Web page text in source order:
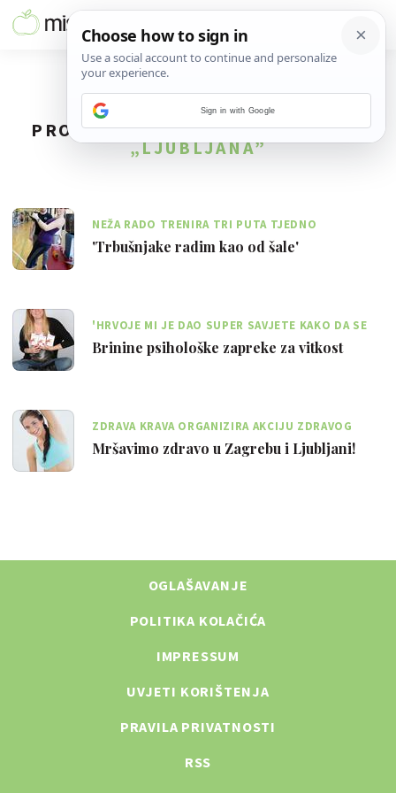
PRONAĐENO3REZULTATA ZA TAG
„LJUBLJANA”
NEŽA RADO TRENIRA TRI PUTA TJEDNO
INTENZIVNIM TRENINGOM OD 80 MINUTA
'Trbušnjake radim kao od šale'
'HRVOJE MI JE DAO SUPER SAVJETE KAKO DA SE
ODUPREM SLATKIM NAPASTIMA'
Brinine psihološke zapreke za vitkost
ZDRAVA KRAVA ORGANIZIRA AKCIJU ZDRAVOG
MRŠAVLJENJA U ZAGREBU I LJUBLJANI!
Mršavimo zdravo u Zagrebu i Ljubljani!
OGLAŠAVANJE
POLITIKA KOLAČIĆA
IMPRESSUM
UVJETI KORIŠTENJA
PRAVILA PRIVATNOSTI
RSS
Sign in with Google